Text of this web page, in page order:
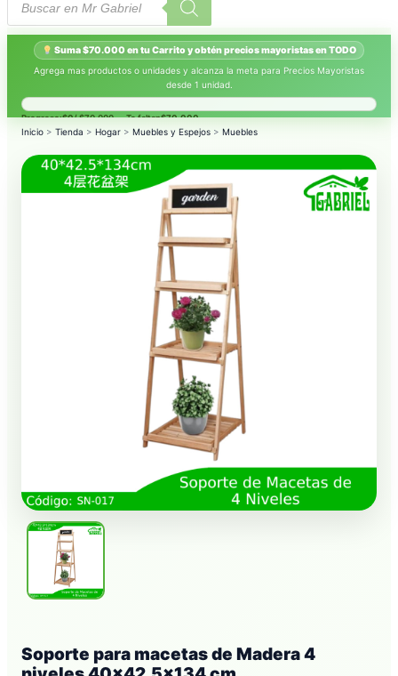
productos
Suma $70.000 en tu Carrito y obtén precios mayoristas en TODO
Agrega mas productos o unidades y alcanza la meta para Precios Mayoristas
desde 1 unidad.
Progreso:$0/ $70.000 — Te faltan$70.000.
Inicio > Tienda > Hogar > Muebles y Espejos > Muebles
Soporte para macetas de Madera 4